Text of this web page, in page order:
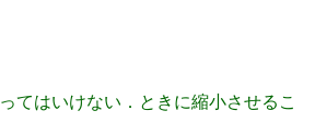
てはいけない．ときに縮小させるこ